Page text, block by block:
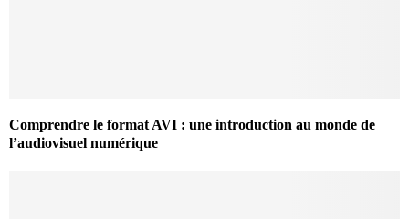
Comprendre le format AVI : une introduction au monde de
l’audiovisuel numérique